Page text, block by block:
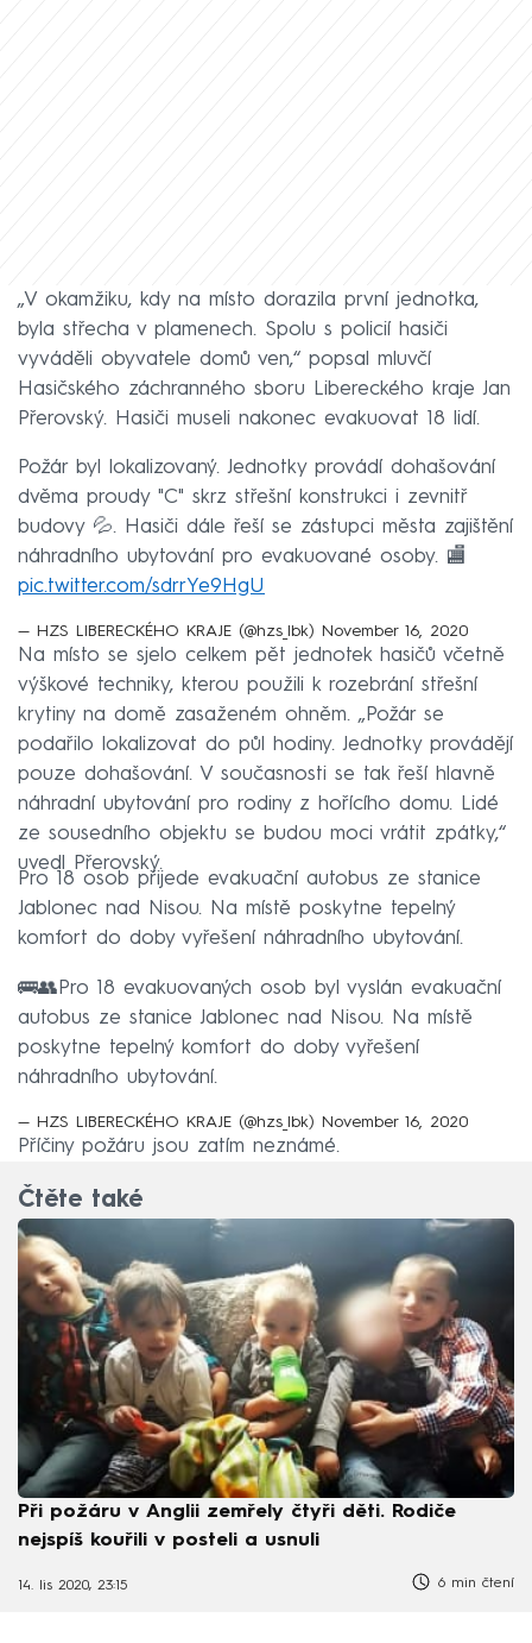
„V okamžiku, kdy na místo dorazila první jednotka,
byla střecha v plamenech. Spolu s policií hasiči
vyváděli obyvatele domů ven,“ popsal mluvčí
Hasičského záchranného sboru Libereckého kraje Jan
Přerovský. Hasiči museli nakonec evakuovat 18 lidí.
Požár byl lokalizovaný. Jednotky provádí dohašování
dvěma proudy "C" skrz střešní konstrukci i zevnitř
budovy 💦. Hasiči dále řeší se zástupci města zajištění
náhradního ubytování pro evakuované osoby. 🏬
pic.twitter.com/sdrrYe9HgU
— HZS LIBERECKÉHO KRAJE (@hzs_lbk) November 16, 2020
Na místo se sjelo celkem pět jednotek hasičů včetně
výškové techniky, kterou použili k rozebrání střešní
krytiny na domě zasaženém ohněm. „Požár se
podařilo lokalizovat do půl hodiny. Jednotky provádějí
pouze dohašování. V současnosti se tak řeší hlavně
náhradní ubytování pro rodiny z hořícího domu. Lidé
ze sousedního objektu se budou moci vrátit zpátky,“
uvedl Přerovský.
Pro 18 osob přijede evakuační autobus ze stanice
Jablonec nad Nisou. Na místě poskytne tepelný
komfort do doby vyřešení náhradního ubytování.
🚌👥Pro 18 evakuovaných osob byl vyslán evakuační
autobus ze stanice Jablonec nad Nisou. Na místě
poskytne tepelný komfort do doby vyřešení
náhradního ubytování.
— HZS LIBERECKÉHO KRAJE (@hzs_lbk) November 16, 2020
Příčiny požáru jsou zatím neznámé.
Čtěte také
Při požáru v Anglii zemřely čtyři děti. Rodiče
nejspíš kouřili v posteli a usnuli
14. lis 2020, 23:15 6 min čtení